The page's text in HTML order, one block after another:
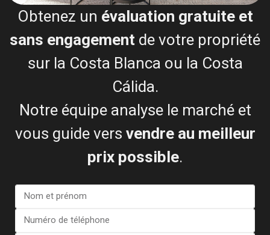
Centre Dels Vivers
El Moncayo
La Roqueta
Ces plages sont particulièrement réputées pour leurs
protégé.
Plages Pavillon Bleu à Orihuela
Orihuela Costa demeure l'une des zones les plus prisées
des acheteurs immobiliers étrangers.
Les plages récompensées en 2026 sont :
Obtenez un évaluation gratuite et
sans engagement de votre propriété
sur la Costa Blanca ou la Costa
Cálida.
Notre équipe analyse le marché et
vous guide vers vendre au meilleur
prix possible.